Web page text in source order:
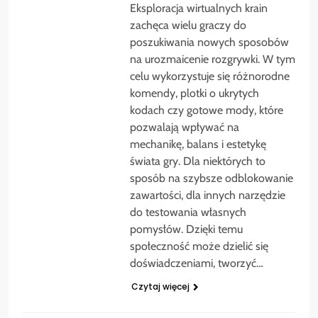
Eksploracja wirtualnych krain
zachęca wielu graczy do
poszukiwania nowych sposobów
na urozmaicenie rozgrywki. W tym
celu wykorzystuje się różnorodne
komendy, plotki o ukrytych
kodach czy gotowe mody, które
pozwalają wpływać na
mechanikę, balans i estetykę
świata gry. Dla niektórych to
sposób na szybsze odblokowanie
zawartości, dla innych narzędzie
do testowania własnych
pomysłów. Dzięki temu
społeczność może dzielić się
doświadczeniami, tworzyć…
Czytaj więcej